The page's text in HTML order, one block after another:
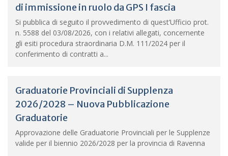
di immissione in ruolo da GPS I fascia
Si pubblica di seguito il provvedimento di quest’Ufficio prot.
n. 5588 del 03/08/2026, con i relativi allegati, concernente
gli esiti procedura straordinaria D.M. 111/2024 per il
conferimento di contratti a...
Graduatorie Provinciali di Supplenza
2026/2028 – Nuova Pubblicazione
Graduatorie
Approvazione delle Graduatorie Provinciali per le Supplenze
valide per il biennio 2026/2028 per la provincia di Ravenna